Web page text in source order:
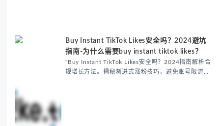
Buy Instant TikTok Likes安全吗？2024避坑
指南-为什么需要buy instant tiktok likes？
"Buy Instant TikTok Likes安全吗？2024指南解析合
规增长方法。揭秘渐进式涨粉技巧，避免账号限流风